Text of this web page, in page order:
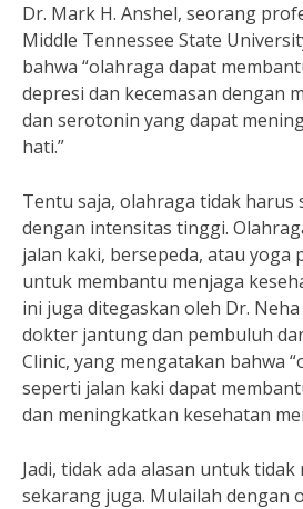
Dr. Mark H. Anshel, seorang
Middle Tennessee State
bahwa “olahraga dapat
depresi dan kecemasan dengan
dan serotonin yang dapat
hati.”
Tentu saja, olahraga tidak harus
dengan intensitas tinggi.
jalan kaki, bersepeda, atau yoga
untuk membantu menjaga
ini juga ditegaskan oleh Dr.
dokter jantung dan pembuluh
Clinic, yang mengatakan bahwa
seperti jalan kaki dapat
dan meningkatkan kesehatan
Jadi, tidak ada alasan untuk
sekarang juga. Mulailah dengan